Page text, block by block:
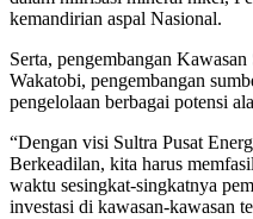
kemandirian aspal Nasional.
Serta, pengembangan
Wakatobi, pengembangan
pengelolaan berbagai potensi
“Dengan visi Sultra Pusat
Berkeadilan, kita harus
waktu sesingkat-singkatnya
investasi di kawasan-kawasan